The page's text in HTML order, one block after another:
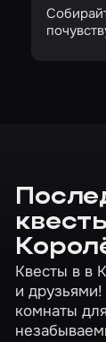
Квесты в в
и
комнаты